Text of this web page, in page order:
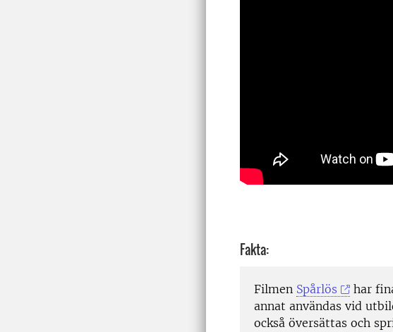
Fakta:
Filmen Spårlös
har
annat användas vid
också översättas och